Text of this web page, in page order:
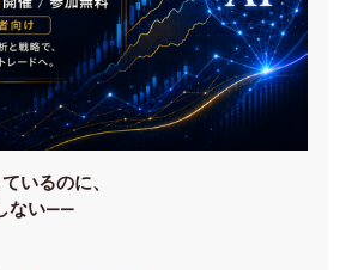
いるのに、
ない——